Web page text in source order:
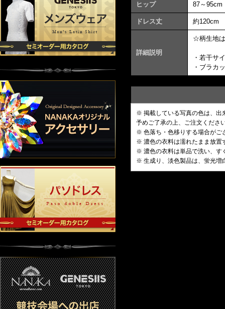
ヒップ 87～95cm
ドレス丈 約120cm
詳細説明
☆柄生地
・若干サ
・ブラカ
※ 掲載している写真の色は、出
予めご了承の上、ご注文くださ
※ 色落ち・色移りする場合がご
※ 濃色の衣料は濡れたまま放置
※ 濃色の衣料は単品で洗い、す
※ 生成り、淡色製品は、蛍光増